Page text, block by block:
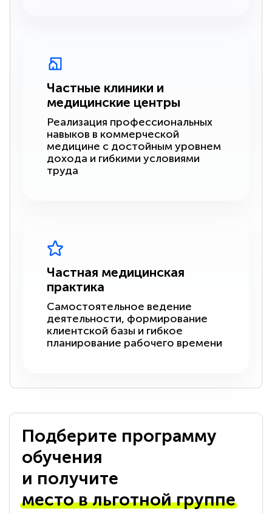
Частные клиники и
медицинские центры
Реализация профессиональных
навыков в коммерческой
медицине с достойным уровнем
дохода и гибкими условиями
труда
Частная медицинская
практика
Самостоятельное ведение
деятельности, формирование
клиентской базы и гибкое
планирование рабочего времени
Подберите программу
обучения
и получите
место в льготной группе